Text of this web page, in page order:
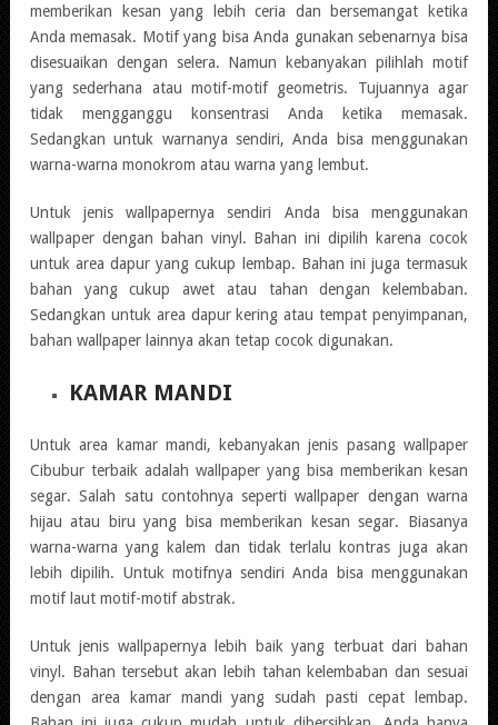
memberikan kesan yang lebih ceria dan bersemangat ketika
Anda memasak. Motif yang bisa Anda gunakan sebenarnya bisa
disesuaikan dengan selera. Namun kebanyakan pilihlah motif
yang sederhana atau motif-motif geometris. Tujuannya agar
tidak mengganggu konsentrasi Anda ketika memasak.
Sedangkan untuk warnanya sendiri, Anda bisa menggunakan
warna-warna monokrom atau warna yang lembut.
Untuk jenis wallpapernya sendiri Anda bisa menggunakan
wallpaper dengan bahan vinyl. Bahan ini dipilih karena cocok
untuk area dapur yang cukup lembap. Bahan ini juga termasuk
bahan yang cukup awet atau tahan dengan kelembaban.
Sedangkan untuk area dapur kering atau tempat penyimpanan,
bahan wallpaper lainnya akan tetap cocok digunakan.
KAMAR MANDI
Untuk area kamar mandi, kebanyakan jenis pasang wallpaper
Cibubur terbaik adalah wallpaper yang bisa memberikan kesan
segar. Salah satu contohnya seperti wallpaper dengan warna
hijau atau biru yang bisa memberikan kesan segar. Biasanya
warna-warna yang kalem dan tidak terlalu kontras juga akan
lebih dipilih. Untuk motifnya sendiri Anda bisa menggunakan
motif laut motif-motif abstrak.
Untuk jenis wallpapernya lebih baik yang terbuat dari bahan
vinyl. Bahan tersebut akan lebih tahan kelembaban dan sesuai
dengan area kamar mandi yang sudah pasti cepat lembap.